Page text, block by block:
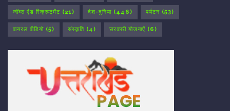
जॉब्स एंड रिक्रूटमेंट (21) देश-दुनिया (446) पर्यटन (53)
वायरल वीडियो (5) संस्कृति (4) सरकारी योजनाएँ (6)